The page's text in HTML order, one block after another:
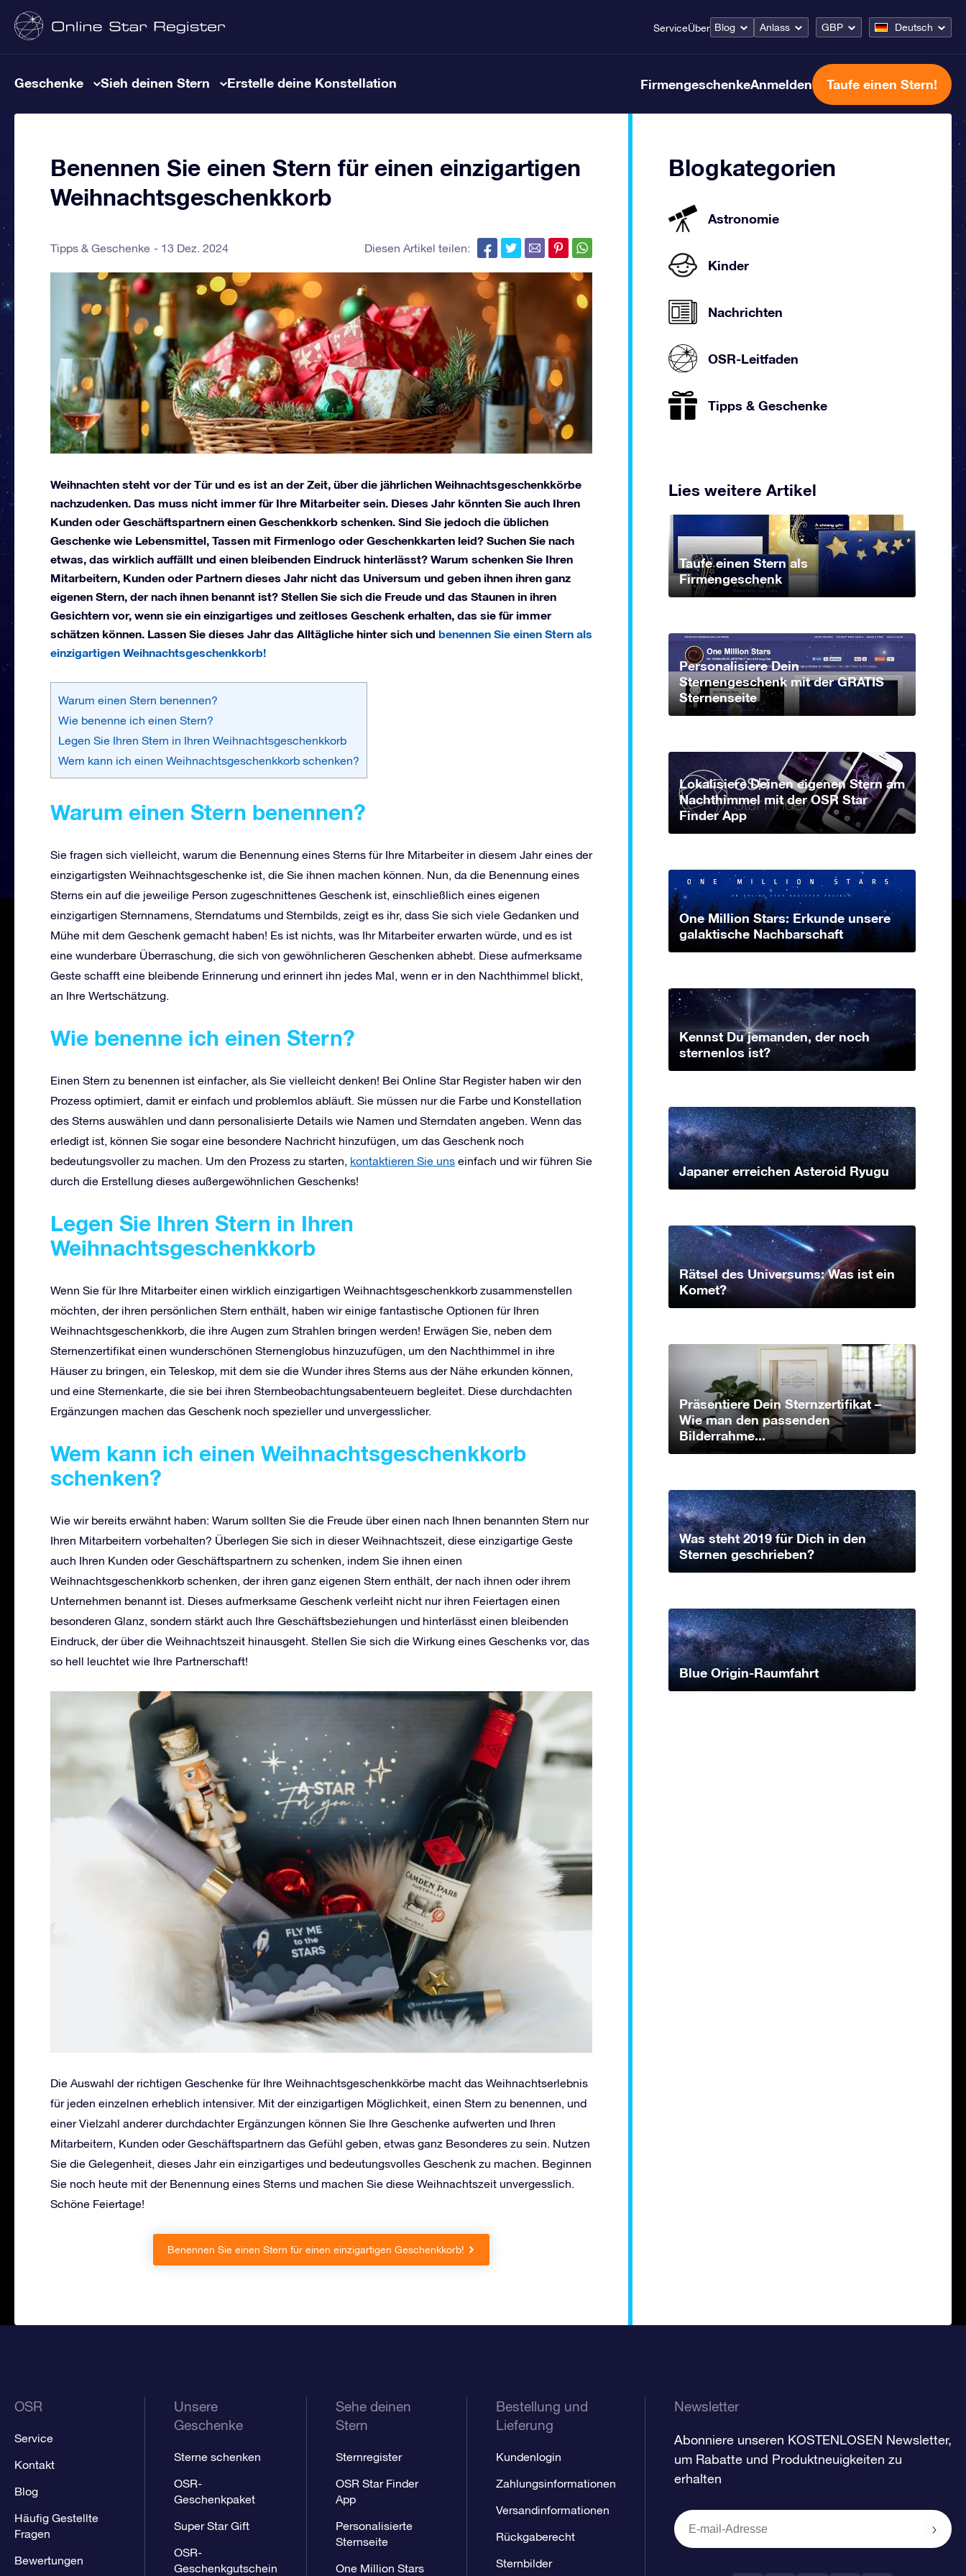
ServiceÜber Blog Anlass GBP Deutsch
Geschenke Sieh deinen Stern Erstelle deine Konstellation FirmengeschenkeAnmelden Taufe einen Stern!
Benennen Sie einen Stern für einen einzigartigen
Weihnachtsgeschenkkorb
Tipps & Geschenke 13 Dez. 2024 Diesen Artikel teilen:
Weihnachten steht vor der Tür und es ist an der Zeit, über die jährlichen Weihnachtsgeschenkkörbe
nachzudenken. Das muss nicht immer für Ihre Mitarbeiter sein. Dieses Jahr könnten Sie auch Ihren
Kunden oder Geschäftspartnern einen Geschenkkorb schenken. Sind Sie jedoch die üblichen
Geschenke wie Lebensmittel, Tassen mit Firmenlogo oder Geschenkkarten leid? Suchen Sie nach
etwas, das wirklich auffällt und einen bleibenden Eindruck hinterlässt? Warum schenken Sie Ihren
Mitarbeitern, Kunden oder Partnern dieses Jahr nicht das Universum und geben ihnen ihren ganz
eigenen Stern, der nach ihnen benannt ist? Stellen Sie sich die Freude und das Staunen in ihren
Gesichtern vor, wenn sie ein einzigartiges und zeitloses Geschenk erhalten, das sie für immer
schätzen können. Lassen Sie dieses Jahr das Alltägliche hinter sich und benennen Sie einen Stern als
einzigartigen Weihnachtsgeschenkkorb!
Warum einen Stern benennen?
Wie benenne ich einen Stern?
Legen Sie Ihren Stern in Ihren Weihnachtsgeschenkkorb
Wem kann ich einen Weihnachtsgeschenkkorb schenken?
Warum einen Stern benennen?
Sie fragen sich vielleicht, warum die Benennung eines Sterns für Ihre Mitarbeiter in diesem Jahr eines der
einzigartigsten Weihnachtsgeschenke ist, die Sie ihnen machen können. Nun, da die Benennung eines
Sterns ein auf die jeweilige Person zugeschnittenes Geschenk ist, einschließlich eines eigenen
einzigartigen Sternnamens, Sterndatums und Sternbilds, zeigt es ihr, dass Sie sich viele Gedanken und
Mühe mit dem Geschenk gemacht haben! Es ist nichts, was Ihr Mitarbeiter erwarten würde, und es ist
eine wunderbare Überraschung, die sich von gewöhnlicheren Geschenken abhebt. Diese aufmerksame
Geste schafft eine bleibende Erinnerung und erinnert ihn jedes Mal, wenn er in den Nachthimmel blickt,
an Ihre Wertschätzung.
Wie benenne ich einen Stern?
Einen Stern zu benennen ist einfacher, als Sie vielleicht denken! Bei Online Star Register haben wir den
Prozess optimiert, damit er einfach und problemlos abläuft. Sie müssen nur die Farbe und Konstellation
des Sterns auswählen und dann personalisierte Details wie Namen und Sterndaten angeben. Wenn das
erledigt ist, können Sie sogar eine besondere Nachricht hinzufügen, um das Geschenk noch
bedeutungsvoller zu machen. Um den Prozess zu starten, kontaktieren Sie uns einfach und wir führen Sie
durch die Erstellung dieses außergewöhnlichen Geschenks!
Legen Sie Ihren Stern in Ihren
Weihnachtsgeschenkkorb
Wenn Sie für Ihre Mitarbeiter einen wirklich einzigartigen Weihnachtsgeschenkkorb zusammenstellen
möchten, der ihren persönlichen Stern enthält, haben wir einige fantastische Optionen für Ihren
Weihnachtsgeschenkkorb, die ihre Augen zum Strahlen bringen werden! Erwägen Sie, neben dem
Sternenzertifikat einen wunderschönen Sternenglobus hinzuzufügen, um den Nachthimmel in ihre
Häuser zu bringen, ein Teleskop, mit dem sie die Wunder ihres Sterns aus der Nähe erkunden können,
und eine Sternenkarte, die sie bei ihren Sternbeobachtungsabenteuern begleitet. Diese durchdachten
Ergänzungen machen das Geschenk noch spezieller und unvergesslicher.
Wem kann ich einen Weihnachtsgeschenkkorb
schenken?
Wie wir bereits erwähnt haben: Warum sollten Sie die Freude über einen nach Ihnen benannten Stern nur
Ihren Mitarbeitern vorbehalten? Überlegen Sie sich in dieser Weihnachtszeit, diese einzigartige Geste
auch Ihren Kunden oder Geschäftspartnern zu schenken, indem Sie ihnen einen
Weihnachtsgeschenkkorb schenken, der ihren ganz eigenen Stern enthält, der nach ihnen oder ihrem
Unternehmen benannt ist. Dieses aufmerksame Geschenk verleiht nicht nur ihren Feiertagen einen
besonderen Glanz, sondern stärkt auch Ihre Geschäftsbeziehungen und hinterlässt einen bleibenden
Eindruck, der über die Weihnachtszeit hinausgeht. Stellen Sie sich die Wirkung eines Geschenks vor, das
so hell leuchtet wie Ihre Partnerschaft!
Die Auswahl der richtigen Geschenke für Ihre Weihnachtsgeschenkkörbe macht das Weihnachtserlebnis
für jeden einzelnen erheblich intensiver. Mit der einzigartigen Möglichkeit, einen Stern zu benennen, und
einer Vielzahl anderer durchdachter Ergänzungen können Sie Ihre Geschenke aufwerten und Ihren
Mitarbeitern, Kunden oder Geschäftspartnern das Gefühl geben, etwas ganz Besonderes zu sein. Nutzen
Sie die Gelegenheit, dieses Jahr ein einzigartiges und bedeutungsvolles Geschenk zu machen. Beginnen
Sie noch heute mit der Benennung eines Sterns und machen Sie diese Weihnachtszeit unvergesslich.
Schöne Feiertage!
Benennen Sie einen Stern für einen einzigartigen Geschenkkorb!
Blogkategorien
Astronomie
Kinder
Nachrichten
OSR-Leitfaden
Tipps & Geschenke
Lies weitere Artikel
Taufe einen Stern als
Firmengeschenk
Personalisiere Dein
Sternengeschenk mit der GRATIS
Sternenseite
Lokalisiere Deinen eigenen Stern am
Nachthimmel mit der OSR Star
Finder App
One Million Stars: Erkunde unsere
galaktische Nachbarschaft
Kennst Du jemanden, der noch
sternenlos ist?
Japaner erreichen Asteroid Ryugu
Rätsel des Universums: Was ist ein
Komet?
Präsentiere Dein Sternzertifikat –
Wie man den passenden
Bilderrahme...
Was steht 2019 für Dich in den
Sternen geschrieben?
Blue Origin-Raumfahrt
OSR
Service
Kontakt
Blog
Häufig Gestellte
Fragen
Bewertungen
Unsere
Geschenke
Sterne schenken
OSR-
Geschenkpaket
Super Star Gift
OSR-
Geschenkgutschein
Sehe deinen
Stern
Sternregister
OSR Star Finder
App
Personalisierte
Sternseite
One Million Stars
Bestellung und
Lieferung
Kundenlogin
Zahlungsinformationen
Versandinformationen
Rückgaberecht
Sternbilder
Newsletter
Abonniere unseren KOSTENLOSEN Newsletter,
um Rabatte und Produktneuigkeiten zu
erhalten